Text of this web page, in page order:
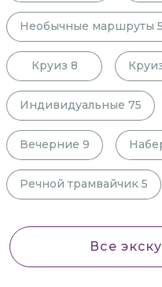
Необычные маршруты
Круиз 8
Индивидуальные 75
Вечерние 9
Речной трамвайчик 5
Все